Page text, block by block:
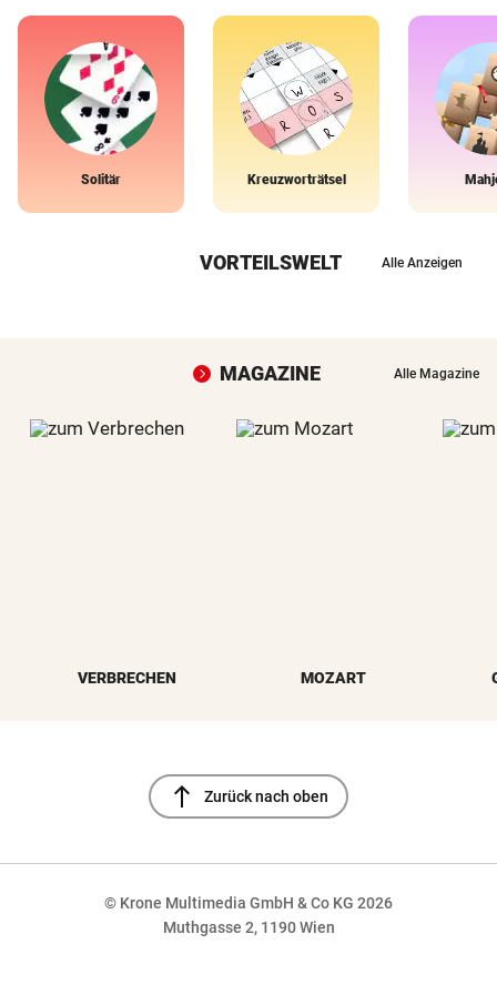
Solitär Kreuzworträtsel
VORTEILSWELT Alle Anzeigen
MAGAZINE Alle Magazine
VERBRECHEN MOZART
north Zurück nach oben
© Krone Multimedia GmbH & Co KG 2026
Muthgasse 2, 1190 Wien